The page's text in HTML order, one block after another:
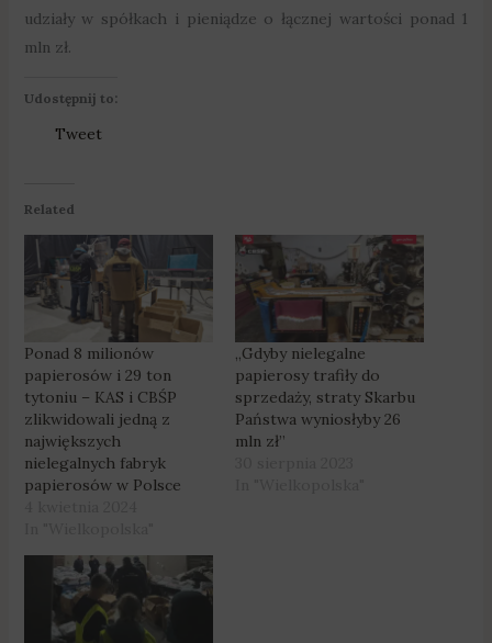
udziały w spółkach i pieniądze o łącznej wartości ponad 1
mln zł.
Udostępnij to:
Tweet
Related
Ponad 8 milionów
papierosów i 29 ton
tytoniu – KAS i CBŚP
zlikwidowali jedną z
największych
nielegalnych fabryk
papierosów w Polsce
„Gdyby nielegalne
papierosy trafiły do
sprzedaży, straty Skarbu
Państwa wyniosłyby 26
mln zł”